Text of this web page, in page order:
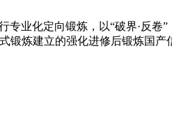
专业化定向锻炼，以“破界·反卷”
锻炼建立的强化进修后锻炼国